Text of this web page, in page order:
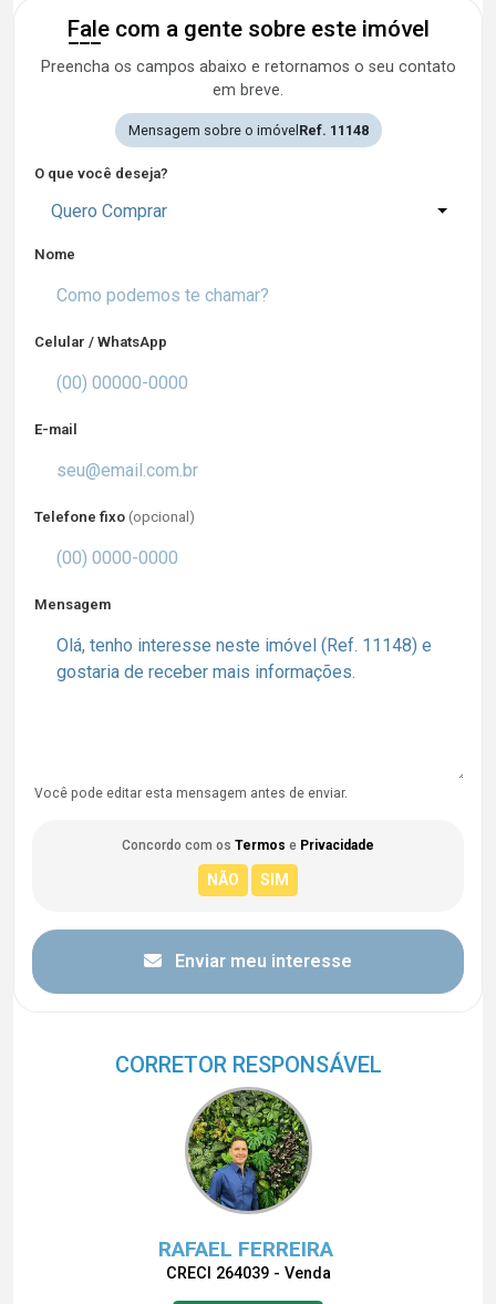
Fale com a gente sobre este imóvel
Preencha os campos abaixo e retornamos o seu contato
em breve.
Mensagem sobre o imóvel Ref. 11148
O que você deseja?
Quero Comprar
Nome
Celular / WhatsApp
E-mail
Telefone fixo (opcional)
Mensagem
Você pode editar esta mensagem antes de enviar.
Concordo com os Termos e Privacidade
Enviar meu interesse
CORRETOR RESPONSÁVEL
RAFAEL FERREIRA
CRECI 264039 - Venda